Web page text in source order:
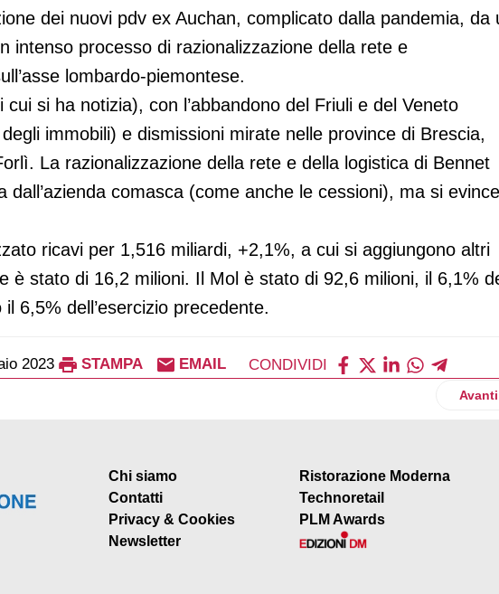
dei nuovi pdv ex Auchan, complicato dalla pandemia, da
intenso processo di razionalizzazione della rete e
lombardo-piemontese.
si ha notizia), con l’abbandono del Friuli e del Veneto
immobili) e dismissioni mirate nelle province di Brescia,
La razionalizzazione della rete e della logistica di Bennet
dall’azienda comasca (come anche le cessioni), ma si evince
ricavi per 1,516 miliardi, +2,1%, a cui si aggiungono altri
è stato di 16,2 milioni. Il Mol è stato di 92,6 milioni, il 6,1%
6,5% dell’esercizio precedente.
2023 STAMPA EMAIL CONDIVIDI
torna in TV la campagna "Senza glutine, non senza gusto" Avanti
Chi siamo
Contatti
Privacy & Cookies
Newsletter
Ristorazione Moderna
Technoretail
PLM Awards